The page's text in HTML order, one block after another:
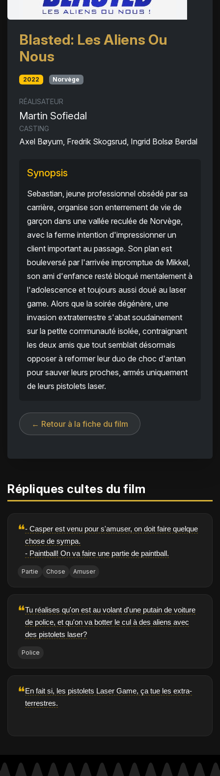
Blasted: Les Aliens Ou
Nous
2022 Norvège
RÉALISATEUR
Martin Sofiedal
CASTING
Axel Bøyum, Fredrik Skogsrud, Ingrid Bolsø Berdal
Synopsis
Sebastian, jeune professionnel obsédé par sa
carrière, organise son enterrement de vie de
garçon dans une vallée reculée de Norvège,
avec la ferme intention d'impressionner un
client important au passage. Son plan est
bouleversé par l'arrivée impromptue de Mikkel,
son ami d'enfance resté bloqué mentalement à
l'adolescence et toujours aussi doué au laser
game. Alors que la soirée dégénère, une
invasion extraterrestre s'abat soudainement
sur la petite communauté isolée, contraignant
les deux amis que tout semblait désormais
opposer à reformer leur duo de choc d'antan
pour sauver leurs proches, armés uniquement
de leurs pistolets laser.
← Retour à la fiche du film
Répliques cultes du film
❝- Casper est venu pour s'amuser, on doit faire quelque
chose de sympa.
- Paintball! On va faire une partie de paintball.
Partie Chose Amuser
❝Tu réalises qu'on est au volant d'une putain de voiture
de police, et qu'on va botter le cul à des aliens avec
des pistolets laser?
Police
❝En fait si, les pistolets Laser Game, ça tue les extra-
terrestres.